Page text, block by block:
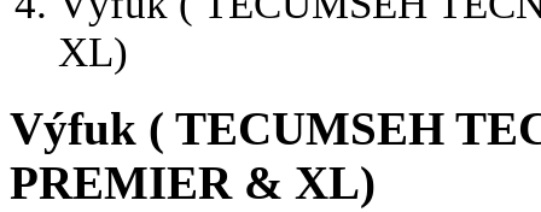
XL)
Výfuk ( TECUMSEH
PREMIER & XL)